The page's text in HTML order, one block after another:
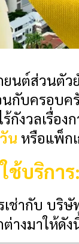
นต์ส่วนตั
กับครอบค
กังวลเรื่อ
น หรือแพ็ก
ช้บริกา
ช่ากับ บริษั
างมาให้ดัง